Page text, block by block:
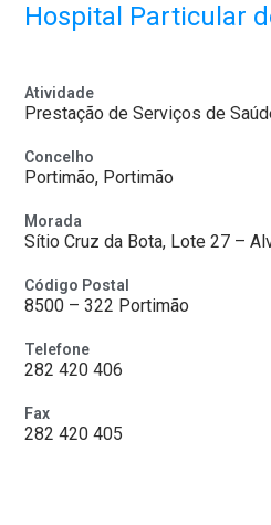
Hospital Particular
Atividade
Prestação de Serviços de
Concelho
Portimão, Portimão
Morada
Sítio Cruz da Bota, Lote 27 –
Código Postal
8500 – 322 Portimão
Telefone
282 420 406
Fax
282 420 405